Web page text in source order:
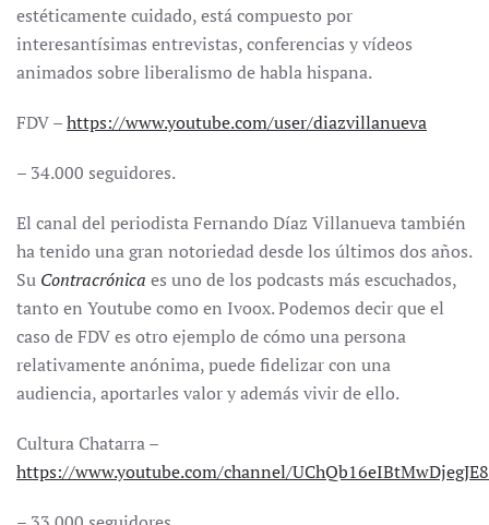
estéticamente cuidado, está compuesto por
interesantísimas entrevistas, conferencias y vídeos
animados sobre liberalismo de habla hispana.
FDV –https://www.youtube.com/user/diazvillanueva
– 34.000 seguidores.
El canal del periodista Fernando Díaz Villanueva también
ha tenido una gran notoriedad desde los últimos dos años.
Su Contracrónica es uno de los podcasts más escuchados,
tanto en Youtube como en Ivoox. Podemos decir que el
caso de FDV es otro ejemplo de cómo una persona
relativamente anónima, puede fidelizar con una
audiencia, aportarles valor y además vivir de ello.
Cultura Chatarra –
https://www.youtube.com/channel/